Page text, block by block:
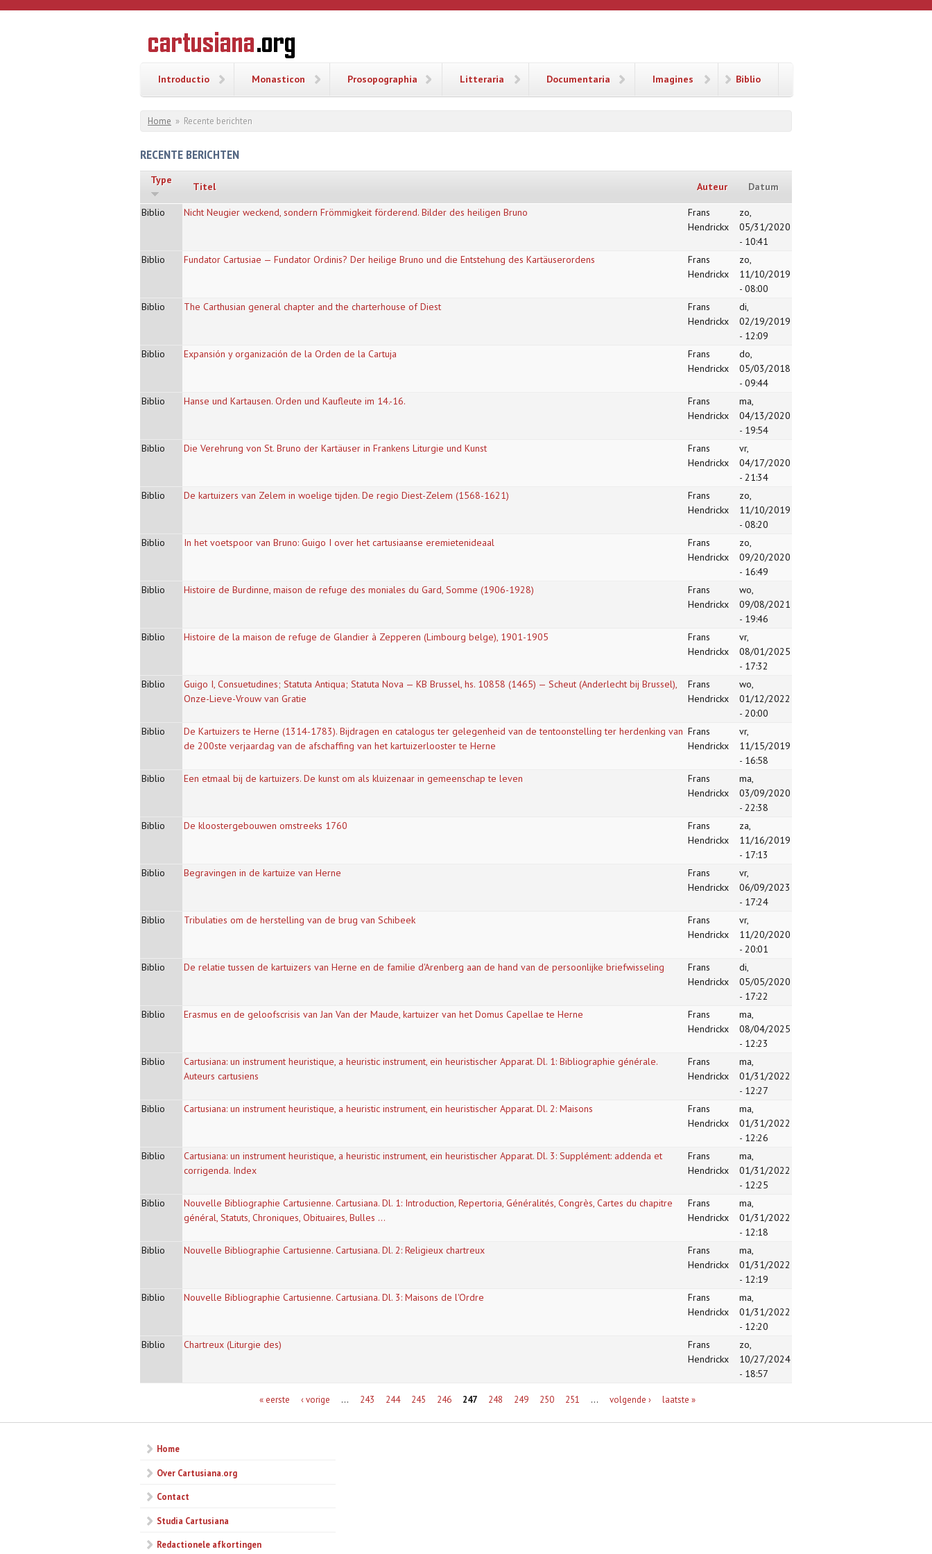
Overslaan en naar de inhoud gaan
CARTUSIANA
Geschiedenis
van de
Introductio Monasticon Prosopographia Litteraria Documentaria Imagines Biblio
U bent hier
Home » Recente berichten
RECENTE BERICHTEN
Type
Titel Auteur Datum
Biblio Nicht Neugier weckend, sondern Frömmigkeit förderend. Bilder des heiligen Bruno
Frans
Hendrickx
zo,
05/31/2020
- 10:41
Biblio
Fundator Cartusiae — Fundator Ordinis? Der heilige Bruno und die Entstehung des Kartäuserordens
Frans
Hendrickx
zo,
11/10/2019
- 08:00
Biblio
The Carthusian general chapter and the charterhouse of Diest
Frans
Hendrickx
di,
02/19/2019
- 12:09
Biblio
Expansión y organización de la Orden de la Cartuja
Frans
Hendrickx
do,
05/03/2018
- 09:44
Biblio
Hanse und Kartausen. Orden und Kaufleute im 14.-16.
Frans
Hendrickx
ma,
04/13/2020
- 19:54
Biblio
Die Verehrung von St. Bruno der Kartäuser in Frankens Liturgie und Kunst
Frans
Hendrickx
vr,
04/17/2020
- 21:34
Biblio
De kartuizers van Zelem in woelige tijden. De regio Diest-Zelem (1568-1621)
Frans
Hendrickx
zo,
11/10/2019
- 08:20
Biblio
In het voetspoor van Bruno: Guigo I over het cartusiaanse eremietenideaal
Frans
Hendrickx
zo,
09/20/2020
- 16:49
Biblio
Histoire de Burdinne, maison de refuge des moniales du Gard, Somme (1906-1928)
Frans
Hendrickx
wo,
09/08/2021
- 19:46
Biblio
Histoire de la maison de refuge de Glandier à Zepperen (Limbourg belge), 1901-1905
Frans
Hendrickx
vr,
08/01/2025
- 17:32
Biblio
Guigo I, Consuetudines; Statuta Antiqua; Statuta Nova — KB Brussel, hs. 10858 (1465) — Scheut (Anderlecht bij Brussel),
Onze-Lieve-Vrouw van Gratie
Frans
Hendrickx
wo,
01/12/2022
- 20:00
Biblio
De Kartuizers te Herne (1314-1783). Bijdragen en catalogus ter gelegenheid van de tentoonstelling ter herdenking van
de 200ste verjaardag van de afschaffing van het kartuizerlooster te Herne
Frans
Hendrickx
vr,
11/15/2019
- 16:58
Biblio
Een etmaal bij de kartuizers. De kunst om als kluizenaar in gemeenschap te leven
Frans
Hendrickx
ma,
03/09/2020
- 22:38
Biblio
De kloostergebouwen omstreeks 1760
Frans
Hendrickx
za,
11/16/2019
- 17:13
Biblio
Begravingen in de kartuize van Herne
Frans
Hendrickx
vr,
06/09/2023
- 17:24
Biblio
Tribulaties om de herstelling van de brug van Schibeek
Frans
Hendrickx
vr,
11/20/2020
- 20:01
Biblio
De relatie tussen de kartuizers van Herne en de familie d'Arenberg aan de hand van de persoonlijke briefwisseling
Frans
Hendrickx
di,
05/05/2020
- 17:22
Biblio
Erasmus en de geloofscrisis van Jan Van der Maude, kartuizer van het Domus Capellae te Herne
Frans
Hendrickx
ma,
08/04/2025
- 12:23
Biblio
Cartusiana: un instrument heuristique, a heuristic instrument, ein heuristischer Apparat. Dl. 1: Bibliographie générale.
Auteurs cartusiens
Frans
Hendrickx
ma,
01/31/2022
- 12:27
Biblio
Cartusiana: un instrument heuristique, a heuristic instrument, ein heuristischer Apparat. Dl. 2: Maisons
Frans
Hendrickx
ma,
01/31/2022
- 12:26
Biblio
Cartusiana: un instrument heuristique, a heuristic instrument, ein heuristischer Apparat. Dl. 3: Supplément: addenda et
corrigenda. Index
Frans
Hendrickx
ma,
01/31/2022
- 12:25
Biblio
Nouvelle Bibliographie Cartusienne. Cartusiana. Dl. 1: Introduction, Repertoria, Généralités, Congrès, Cartes du chapitre
général, Statuts, Chroniques, Obituaires, Bulles ...
Frans
Hendrickx
ma,
01/31/2022
- 12:18
Biblio
Nouvelle Bibliographie Cartusienne. Cartusiana. Dl. 2: Religieux chartreux
Frans
Hendrickx
ma,
01/31/2022
- 12:19
Biblio
Nouvelle Bibliographie Cartusienne. Cartusiana. Dl. 3: Maisons de l'Ordre
Frans
Hendrickx
ma,
01/31/2022
- 12:20
Biblio
Chartreux (Liturgie des)
Frans
Hendrickx
zo,
10/27/2024
- 18:57
« eerste ‹ vorige … 243 244 245 246 247 248 249 250 251 … volgende › laatste »
Home
Over Cartusiana.org
Contact
Studia Cartusiana
Redactionele afkortingen